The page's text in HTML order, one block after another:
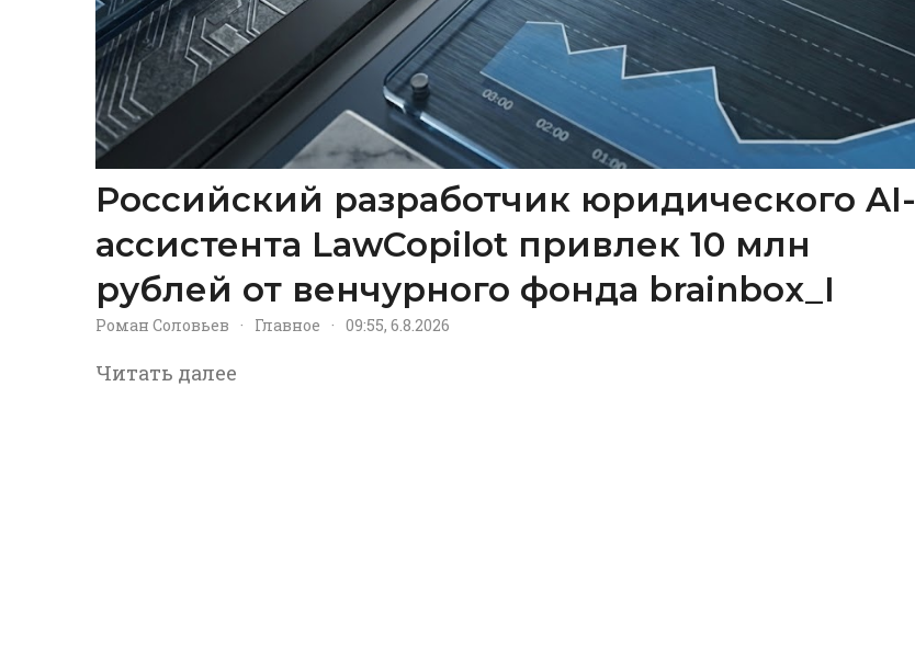
Российский разработчик юридического AI-
ассистента LawCopilot привлек 10 млн
рублей от венчурного фонда brainbox_I
Роман Соловьев · Главное · 09:55, 6.8.2026
Читать далее